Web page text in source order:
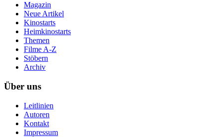
Magazin
Neue Artikel
Kinostarts
Heimkinostarts
Themen
Filme A-Z
Stöbern
Archiv
Über uns
Leitlinien
Autoren
Kontakt
Impressum